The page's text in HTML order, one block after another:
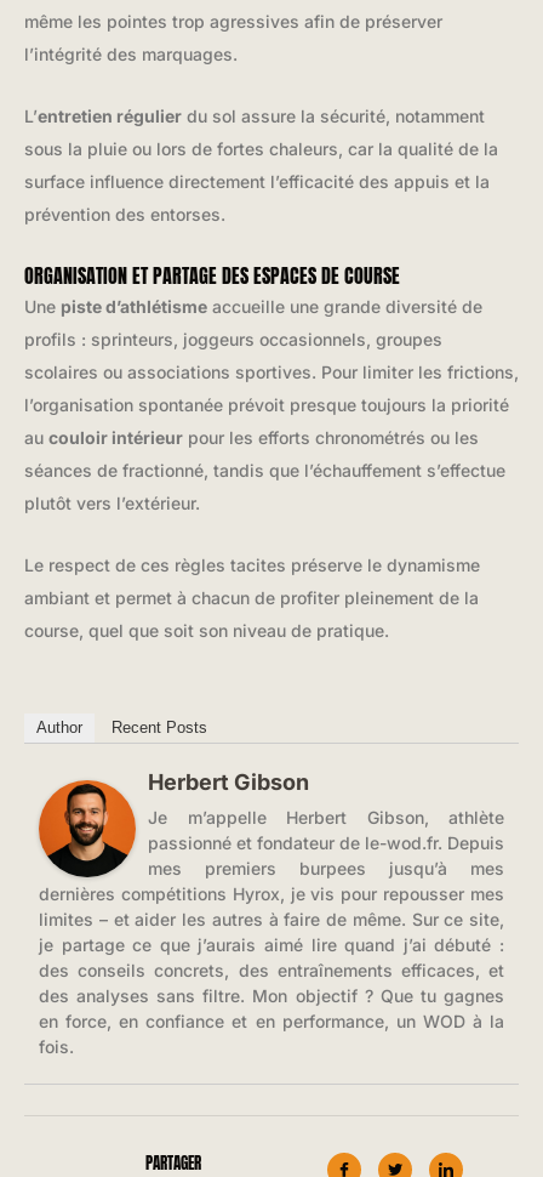
même les pointes trop agressives afin de préserver
l’intégrité des marquages.
L’entretien régulier du sol assure la sécurité, notamment
sous la pluie ou lors de fortes chaleurs, car la qualité de la
surface influence directement l’efficacité des appuis et la
prévention des entorses.
ORGANISATION ET PARTAGE DES ESPACES DE COURSE
Une piste d’athlétisme accueille une grande diversité de
profils : sprinteurs, joggeurs occasionnels, groupes
scolaires ou associations sportives. Pour limiter les frictions,
l’organisation spontanée prévoit presque toujours la priorité
au couloir intérieur pour les efforts chronométrés ou les
séances de fractionné, tandis que l’échauffement s’effectue
plutôt vers l’extérieur.
Le respect de ces règles tacites préserve le dynamisme
ambiant et permet à chacun de profiter pleinement de la
course, quel que soit son niveau de pratique.
Author Recent Posts
Herbert Gibson
Je m’appelle Herbert Gibson, athlète
passionné et fondateur de le-wod.fr. Depuis
mes premiers burpees jusqu’à mes
dernières compétitions Hyrox, je vis pour repousser mes
limites – et aider les autres à faire de même. Sur ce site,
je partage ce que j’aurais aimé lire quand j’ai débuté :
des conseils concrets, des entraînements efficaces, et
des analyses sans filtre. Mon objectif ? Que tu gagnes
en force, en confiance et en performance, un WOD à la
fois.
PARTAGER